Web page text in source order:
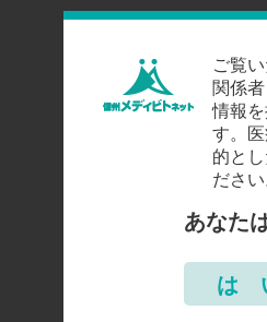
ご覧
関係
情報
す。
的と
ださ
あなた
は